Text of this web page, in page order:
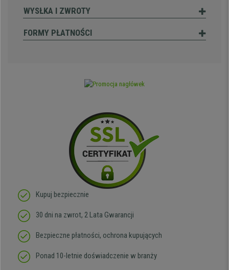
WYSŁKA I ZWROTY
FORMY PŁATNOŚCI
Kupuj bezpiecznie
30 dni na zwrot, 2 Lata Gwarancji
Bezpieczne płatności, ochrona kupujących
Ponad 10-letnie doświadczenie w branży